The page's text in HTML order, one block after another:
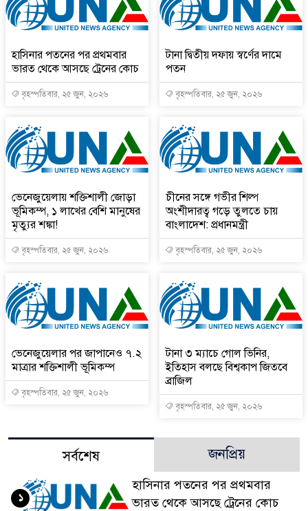
হাসিনার পতনের পর প্রথমবার
ভারত থেকে আসছে ট্রেনের কোচ
বৃহস্পতিবার, ২৫ জুন, ২০২৬
টানা দ্বিতীয় দফায় স্বর্ণের দামে
পতন
বৃহস্পতিবার, ২৫ জুন, ২০২৬
ভেনেজুয়েলায় শক্তিশালী জোড়া
ভূমিকম্প, ১ লাখের বেশি মানুষের
মৃত্যুর শঙ্কা!
বৃহস্পতিবার, ২৫ জুন, ২০২৬
চীনের সঙ্গে গভীর শিল্প
অংশীদারত্ব গড়ে তুলতে চায়
বাংলাদেশ: প্রধানমন্ত্রী
বৃহস্পতিবার, ২৫ জুন, ২০২৬
ভেনেজুয়েলার পর জাপানেও ৭.২
মাত্রার শক্তিশালী ভূমিকম্প
বৃহস্পতিবার, ২৫ জুন, ২০২৬
টানা ৩ ম্যাচে গোল ভিনির,
ইতিহাস বলছে বিশ্বকাপ জিতবে
ব্রাজিল
বৃহস্পতিবার, ২৫ জুন, ২০২৬
সর্বশেষ জনপ্রিয়
হাসিনার পতনের পর প্রথমবার
ভারত থেকে আসছে ট্রেনের কোচ
১